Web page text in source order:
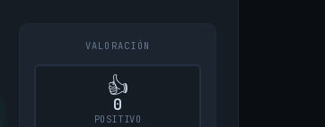
VALORACIÓN
👍
0
POSITIVO